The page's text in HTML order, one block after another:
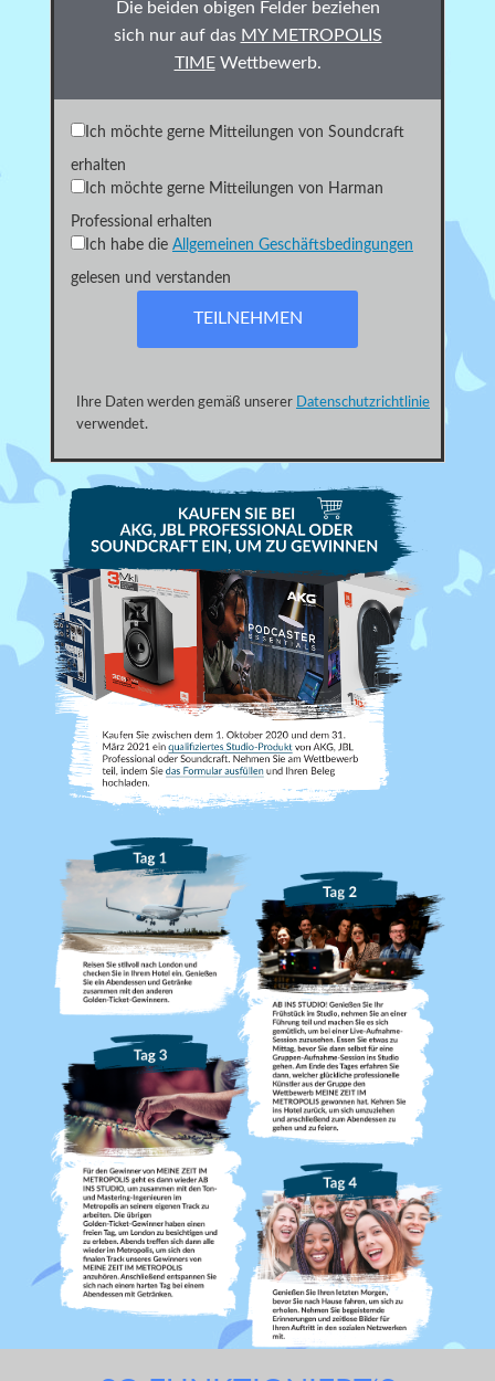
Die beiden obigen Felder beziehen
sich nur auf das MY METROPOLIS
TIMEWettbewerb.
Ich möchte gerne Mitteilungen von Soundcraft
erhalten
Ich möchte gerne Mitteilungen von Harman
Professional erhalten
Ich habe die Allgemeinen Geschäftsbedingungen
gelesen und verstanden
Ihre Daten werden gemäß unserer
Datenschutzrichtlinie
verwendet.